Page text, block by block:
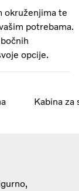
okruženjima te
potrebama.
opcije.
Kabina za